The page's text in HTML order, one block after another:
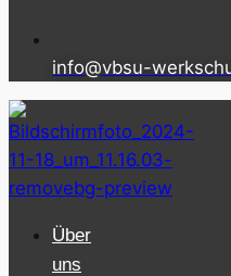
info@vbsu-
Über
uns